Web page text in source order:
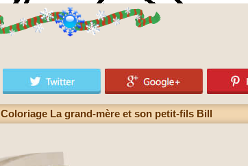
Coloriage La grand-mère et son petit-fils Bill